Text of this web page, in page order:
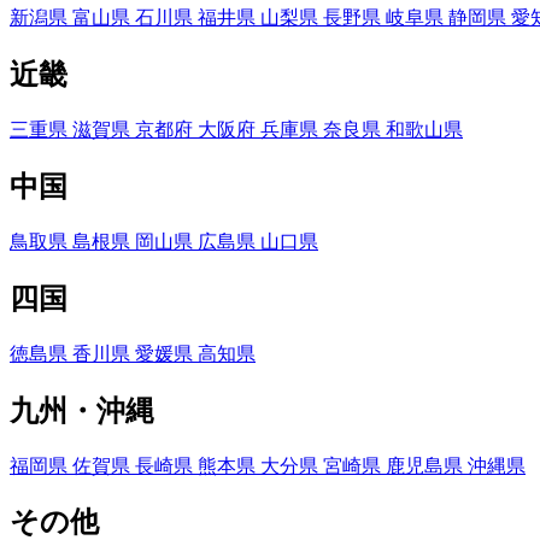
新潟県 富山県 石川県 福井県 山梨県 長野県 岐阜県 静岡県 愛
近畿
三重県 滋賀県 京都府 大阪府 兵庫県 奈良県 和歌山県
中国
鳥取県 島根県 岡山県 広島県 山口県
四国
徳島県 香川県 愛媛県 高知県
九州・沖縄
福岡県 佐賀県 長崎県 熊本県 大分県 宮崎県 鹿児島県 沖縄県
その他